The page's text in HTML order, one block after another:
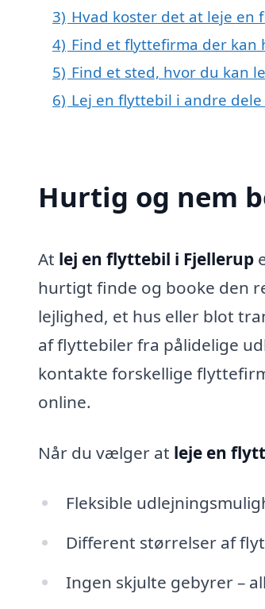
3) Hvad koster det at leje en
4) Find et flyttefirma der kan
5) Find et sted, hvor du kan
6) Lej en flyttebil i andre
Hurtig og nem
At lej en flyttebil i Fjellerup
hurtigt finde og booke den
lejlighed, et hus eller blot
af flyttebiler fra pålidelige
kontakte forskellige
online.
Når du vælger at leje en
Fleksible
Different størrelser af
Ingen skjulte gebyrer –